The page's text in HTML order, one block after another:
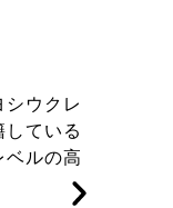
ウクレ
している
ベルの高